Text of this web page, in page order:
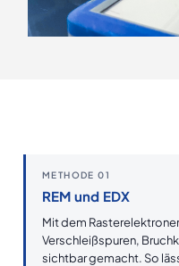
METHODE 01
REM und EDX
Mit dem
Verschleißspuren,
sichtbar gemacht. So